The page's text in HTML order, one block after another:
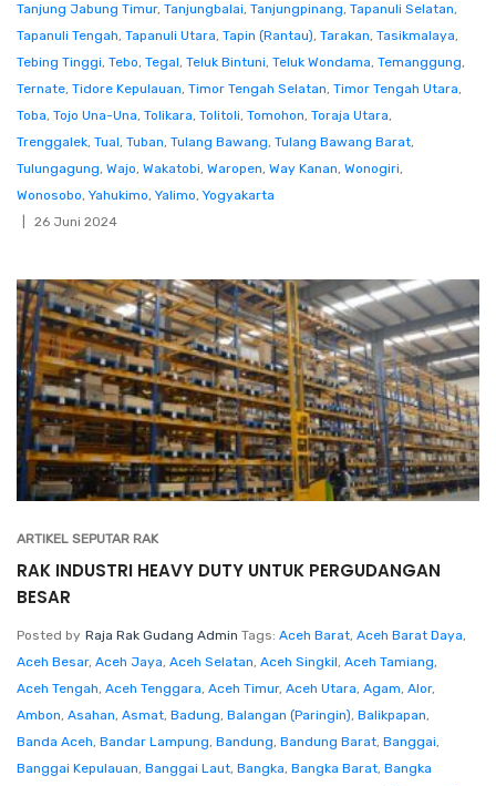
Tanjung Jabung Timur, Tanjungbalai, Tanjungpinang, Tapanuli Selatan,
Tapanuli Tengah, Tapanuli Utara, Tapin (Rantau), Tarakan, Tasikmalaya,
Tebing Tinggi, Tebo, Tegal, Teluk Bintuni, Teluk Wondama, Temanggung,
Ternate, Tidore Kepulauan, Timor Tengah Selatan, Timor Tengah Utara,
Toba, Tojo Una-Una, Tolikara, Tolitoli, Tomohon, Toraja Utara,
Trenggalek, Tual, Tuban, Tulang Bawang, Tulang Bawang Barat,
Tulungagung, Wajo, Wakatobi, Waropen, Way Kanan, Wonogiri,
Wonosobo, Yahukimo, Yalimo, Yogyakarta
26 Juni 2024
ARTIKEL SEPUTAR RAK
RAK INDUSTRI HEAVY DUTY UNTUK PERGUDANGAN
BESAR
Posted by Raja Rak Gudang Admin Tags: Aceh Barat, Aceh Barat Daya,
Aceh Besar, Aceh Jaya, Aceh Selatan, Aceh Singkil, Aceh Tamiang,
Aceh Tengah, Aceh Tenggara, Aceh Timur, Aceh Utara, Agam, Alor,
Ambon, Asahan, Asmat, Badung, Balangan (Paringin), Balikpapan,
Banda Aceh, Bandar Lampung, Bandung, Bandung Barat, Banggai,
Banggai Kepulauan, Banggai Laut, Bangka, Bangka Barat, Bangka